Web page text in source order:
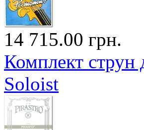
14 715.00 грн.
Комплект струн
Soloist